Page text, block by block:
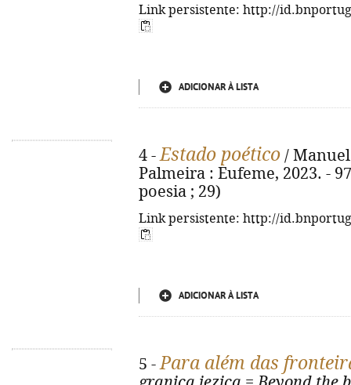
Link persistente: http://
ADICIONAR À LISTA
4 -Estado poético / Manuel
Palmeira : Eufeme, 2023. -
poesia ; 29)
Link persistente: http://
ADICIONAR À LISTA
5 -Para além das